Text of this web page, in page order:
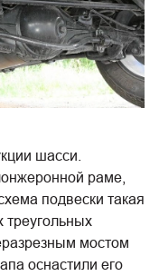
шасси.
раме,
подвески такая
мостом
оснастили его